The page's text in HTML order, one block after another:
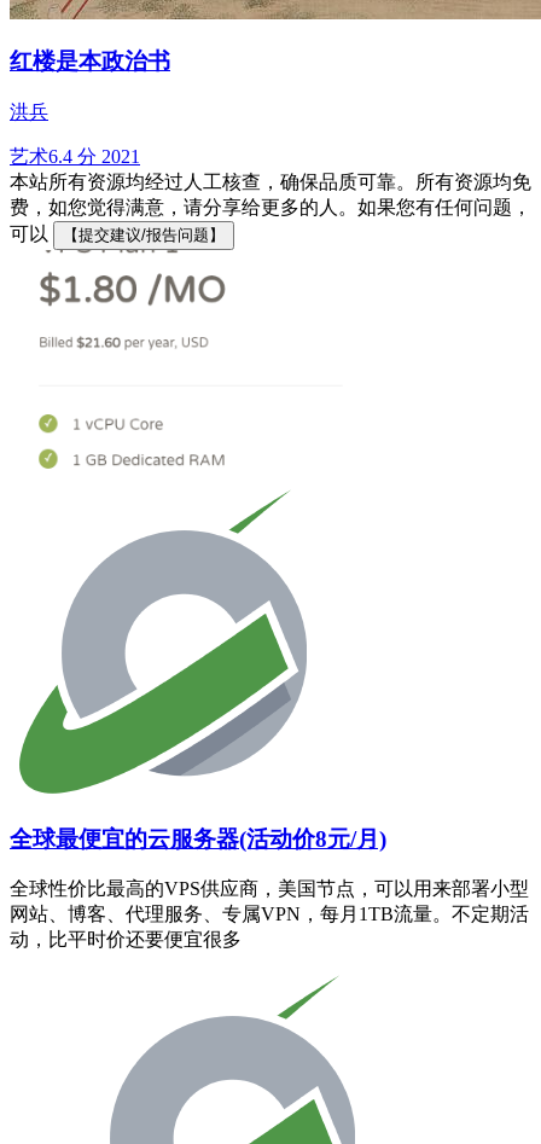
红楼是本政治书
洪兵
艺术6.4 分 2021
本站所有资源均经过人工核查，确保品质可靠。所有资源均免
费，如您觉得满意，请分享给更多的人。如果您有任何问题，
可以
【提交建议/报告问题】
全球最便宜的云服务器(活动价8元/月)
全球性价比最高的VPS供应商，美国节点，可以用来部署小型
网站、博客、代理服务、专属VPN，每月1TB流量。不定期活
动，比平时价还要便宜很多